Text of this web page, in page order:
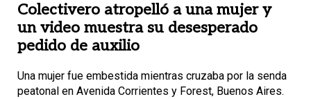
Colectivero atropelló a una mujer y
un video muestra su desesperado
pedido de auxilio
Una mujer fue embestida mientras cruzaba por la senda
peatonal en Avenida Corrientes y Forest, Buenos Aires.